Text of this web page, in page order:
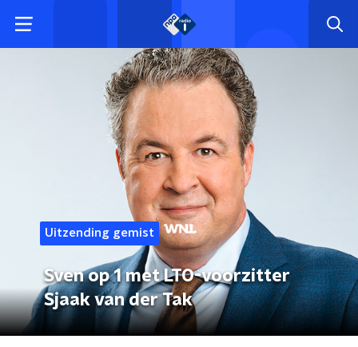
Uitzending gemist
Sven op 1 met LTO-voorzitter
Sjaak van der Tak